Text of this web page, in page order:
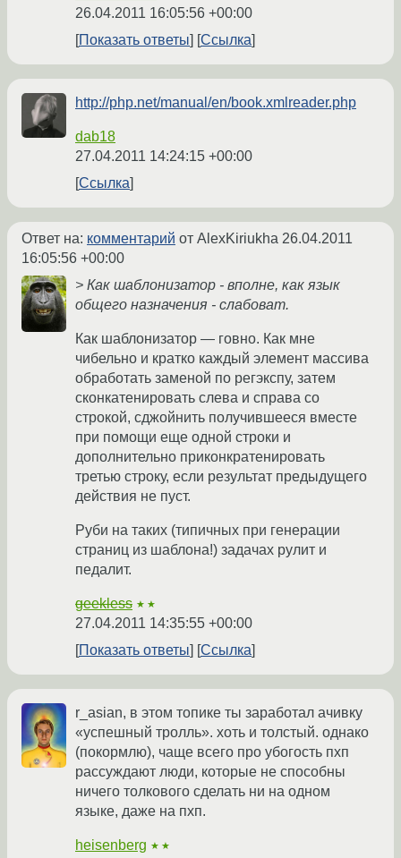
26.04.2011 16:05:56 +00:00
Показать ответы
Ссылка
http://php.net/manual/en/book.xmlreader.php
dab18
27.04.2011 14:24:15 +00:00
Ссылка
Ответ на: комментарий от AlexKiriukha 26.04.2011
16:05:56 +00:00
> Как шаблонизатор - вполне, как язык
общего назначения - слабоват.
Как шаблонизатор — говно. Как мне
чибельно и кратко каждый элемент массива
обработать заменой по регэкспу, затем
сконкатенировать слева и справа со
строкой, сджойнить получившееся вместе
при помощи еще одной строки и
дополнительно приконкратенировать
третью строку, если результат предыдущего
действия не пуст.
Руби на таких (типичных при генерации
страниц из шаблона!) задачах рулит и
педалит.
geekless ★★
27.04.2011 14:35:55 +00:00
Показать ответы
Ссылка
r_asian, в этом топике ты заработал ачивку
«успешный тролль». хоть и толстый. однако
(покормлю), чаще всего про убогость пхп
рассуждают люди, которые не способны
ничего толкового сделать ни на одном
языке, даже на пхп.
heisenberg ★★